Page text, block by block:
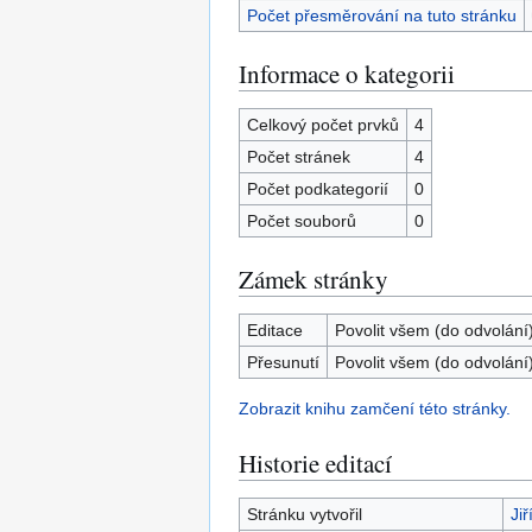
Počet přesměrování na tuto stránku
Informace o kategorii
Celkový počet prvků
4
Počet stránek
4
Počet podkategorií
0
Počet souborů
0
Zámek stránky
Editace
Povolit všem (do odvolání)
Přesunutí
Povolit všem (do odvolání)
Zobrazit knihu zamčení této stránky.
Historie editací
Stránku vytvořil